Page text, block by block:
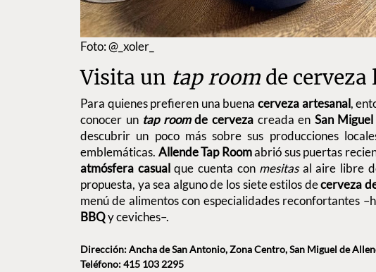
Foto: @_xoler_
Visita un tap room de cerveza
Para quienes prefieren una buena cerveza artesanal,
conocer un tap roomde cerveza creada en San
descubrir un poco más sobre sus producciones
emblemáticas. Allende Tap Roomabrió sus puertas
atmósfera casualque cuenta con mesitasal aire libre
propuesta, ya sea alguno de los siete estilos decerveza
menú de alimentos con especialidades reconfortantes
BBQy ceviches–.
Dirección: Ancha de San Antonio, Zona Centro, San Miguel de
Teléfono: 415 103 2295